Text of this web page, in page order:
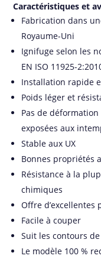
Caractéristiques et
Fabrication dans
Royaume-Uni
Ignifuge selon les
EN ISO 11925-
Installation rapide
Poids léger et
Pas de
exposées aux
Stable aux UX
Bonnes propriétés
Résistance à la
chimiques
Offre
Facile à couper
Suit les contours
Le modèle 100 %